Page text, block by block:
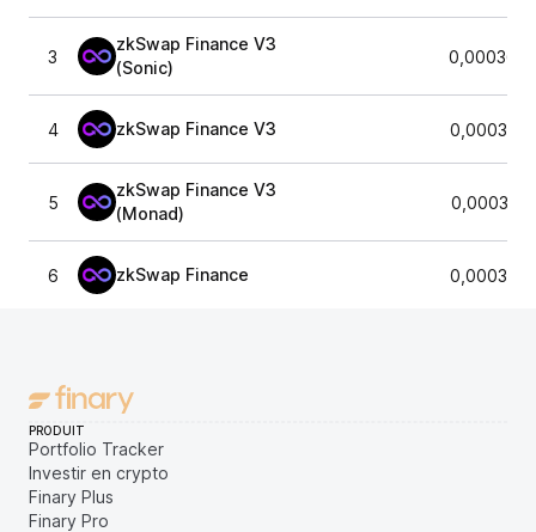
3
zkSwap Finance V3
(Sonic)
4 zkSwap Finance V3
5
zkSwap Finance V3
(Monad)
6 zkSwap Finance
PRODUIT
Portfolio Tracker
Investir en crypto
Finary Plus
Finary Pro